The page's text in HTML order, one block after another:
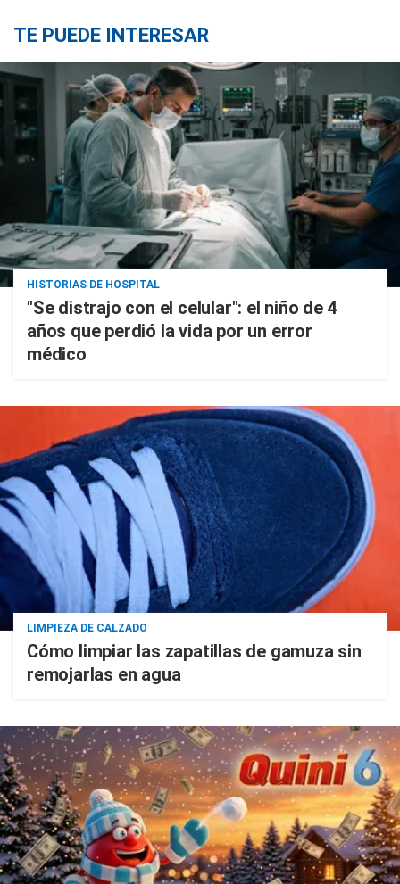
TE PUEDE INTERESAR
HISTORIAS DE HOSPITAL
"Se distrajo con el celular": el niño de 4
años que perdió la vida por un error
médico
LIMPIEZA DE CALZADO
Cómo limpiar las zapatillas de gamuza sin
remojarlas en agua